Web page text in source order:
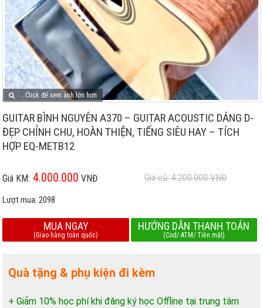
Click để xem ảnh lớn hơn
GUITAR BÌNH NGUYÊN A370 – GUITAR ACOUSTIC DÁNG D-
ĐẸP CHỈNH CHU, HOÀN THIỆN, TIẾNG SIÊU HAY – TÍCH
HỢP EQ-METB12
Giá KM: 4.000.000 VNĐ Giá cũ: 4.200.000VNĐ
Lượt mua:2098
MUA NGAY
(Giao hàng toàn quốc)
HƯỚNG DẪN THANH TOÁN
(Cod/ ATM/ Tiền mặt)
Quà tặng & phụ kiện đi kèm
+ Giảm 10% học phí khi đăng ký học Offline tại trung tâm